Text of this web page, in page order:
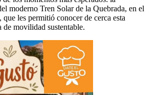
moderno Tren Solar de la Quebrada, en el
les permitió conocer de cerca esta
de movilidad sustentable.